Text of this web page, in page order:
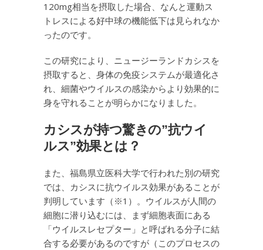
120mg相当を摂取した場合、なんと運動ス
トレスによる好中球の機能低下は見られなか
ったのです。
この研究により、ニュージーランドカシスを
摂取すると、身体の免疫システムが最適化さ
れ、細菌やウイルスの感染からより効果的に
身を守れることが明らかになりました。
カシスが持つ驚きの”抗ウイ
ルス”効果とは？
また、福島県立医科大学で行われた別の研究
では、カシスに抗ウイルス効果があることが
判明しています（※1）。ウイルスが人間の
細胞に潜り込むには、まず細胞表面にある
「ウイルスレセプター」と呼ばれる分子に結
合する必要があるのですが（このプロセスの